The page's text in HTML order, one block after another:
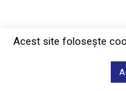
Acest site foloseşte